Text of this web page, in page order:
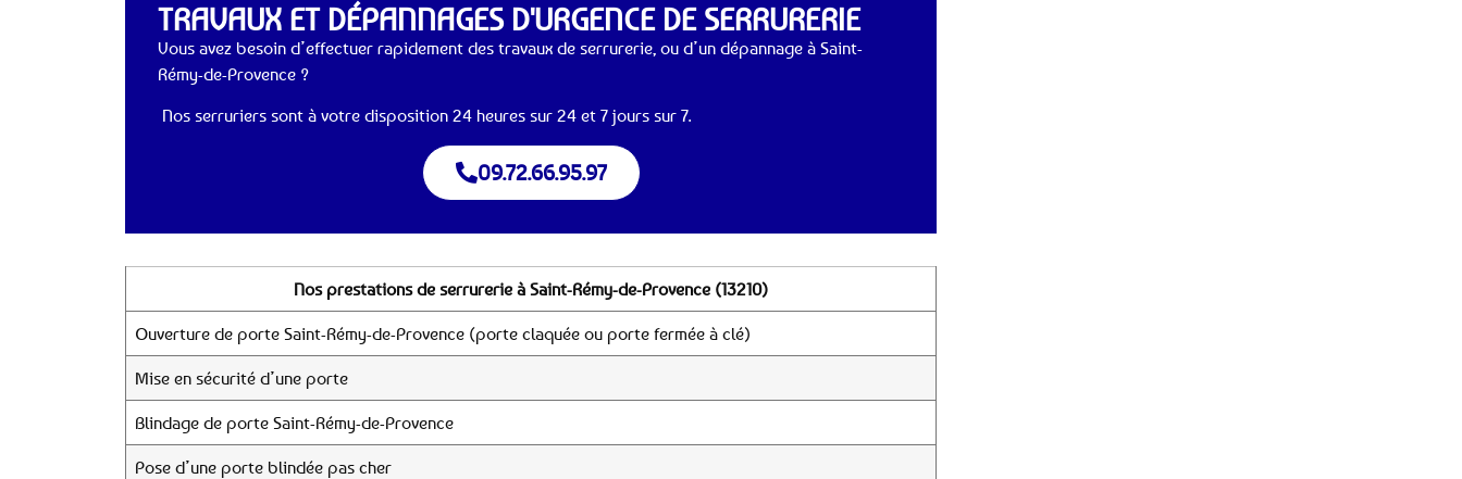
TRAVAUX ET DÉPANNAGES D'URGENCE DE SERRURERIE
Vous avez besoin d’effectuer rapidement des travaux de serrurerie, ou d’un dépannage à Saint-
Rémy-de-Provence ?
Nos serruriers sont à votre disposition 24 heures sur 24 et 7 jours sur 7.
09.72.66.95.97
Nos prestations de serrurerie à Saint-Rémy-de-Provence (13210)
Ouverture de porte Saint-Rémy-de-Provence (porte claquée ou porte fermée à clé)
Mise en sécurité d’une porte
Blindage de porte Saint-Rémy-de-Provence
Pose d’une porte blindée pas cher